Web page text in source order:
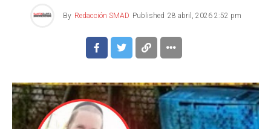
By Redacción SMAD Published 28 abril, 2026 2:52 pm